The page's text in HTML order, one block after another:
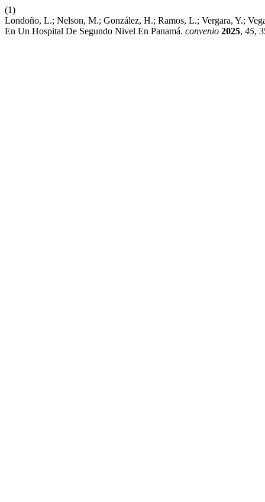
(1)
Londoño, L.; Nelson, M.; González, H.; Ramos, L.; Vergara, Y.;
En Un Hospital De Segundo Nivel En Panamá. convenio 2025, 45,